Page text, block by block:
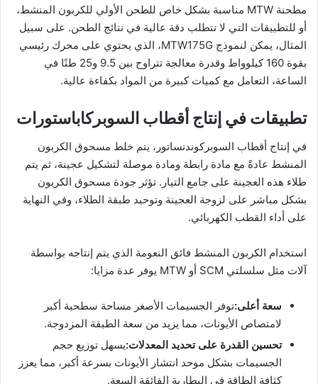
مطحنة MTW مناسبة بشكل خاص للطحن الأولي للكربون المنشط،
أو للتطبيقات التي لا تتطلب دقة عالية في نتائج الطحن. على سبيل
المثال، يمكن لنموذج MTW175G، الذي يحتوي على محرك رئيسي
بقوة 160 كيلوواط وقدرة معالجة تتراوح بين 9.5 و25 طنًا في
الساعة، التعامل مع كميات كبيرة من المواد بكفاءة عالية.
تطبيقات في إنتاج أقطاب السوبركاباستورات
في إنتاج أقطاب السوبركوندنساتور، يتم خلط مسحوق الكربون
المنشط عادةً مع مادة رابطة ومادة موصلة لتشكيل عجينة، ثم يتم
طلاء هذه العجينة على جامع التيار. تؤثر جودة مسحوق الكربون
بشكل مباشر على لزوجة العجينة وتوحيد طبقة الطلاء، وفي النهاية
على أداء القطب الكهربائي.
استخدام الكربون المنشط فائق النعومة الذي يتم إنتاجه بواسطة
آلات مثل سلسلتي SCM أو MTW يوفر عدة مزايا:
سعة أعلى:توفر الجسيمات الأصغر مساحة سطحية أكبر
لامتصاص الأيونات، مما يزيد من سعة الطبقة المزدوجة.
تحسين القدرة على تحديد المعدلات:يسهل توزيع حجم
الجسيمات بشكل موحد انتشار الأيونات بسرعة أكبر، مما يعزز
كثافة الطاقة في البطارية الفائقة السعة.